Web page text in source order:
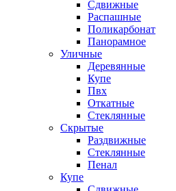
Сдвижные
Распашные
Поликарбонат
Панорамное
Уличные
Деревянные
Купе
Пвх
Откатные
Стеклянные
Скрытые
Раздвижные
Стеклянные
Пенал
Купе